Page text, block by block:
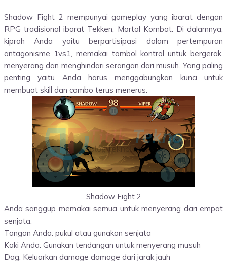
Shadow Fight 2 mempunyai gameplay yang ibarat dengan
RPG tradisional ibarat Tekken, Mortal Kombat. Di dalamnya,
kiprah Anda yaitu berpartisipasi dalam pertempuran
antagonisme 1vs1, memakai tombol kontrol untuk bergerak,
menyerang dan menghindari serangan dari musuh. Yang paling
penting yaitu Anda harus menggabungkan kunci untuk
membuat skill dan combo terus menerus.
Shadow Fight 2
Anda sanggup memakai semua untuk menyerang dari empat
senjata:
Tangan Anda: pukul atau gunakan senjata
Kaki Anda: Gunakan tendangan untuk menyerang musuh
Dag: Keluarkan damage damage dari jarak jauh